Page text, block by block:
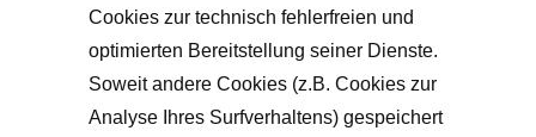
Cookies zur technisch fehlerfreien und
optimierten Bereitstellung seiner Dienste.
Soweit andere Cookies (z.B. Cookies zur
Analyse Ihres Surfverhaltens) gespeichert